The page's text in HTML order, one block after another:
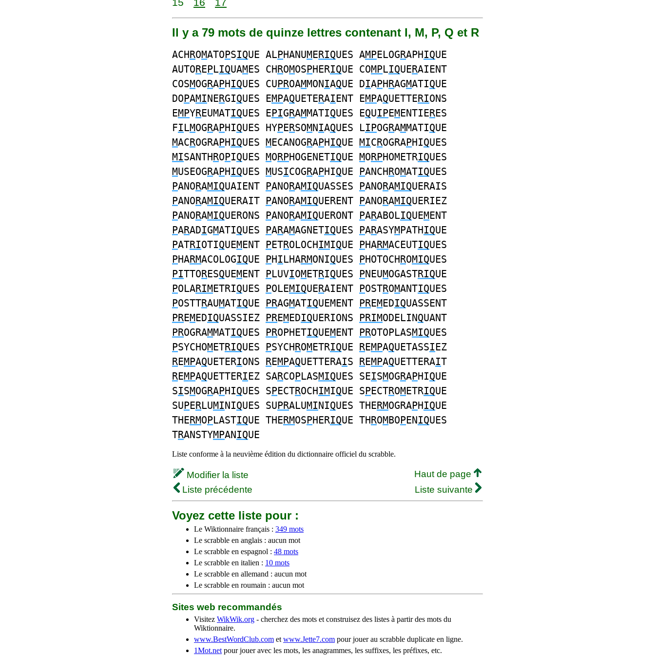
Il y a 79 mots de quinze lettres contenant I, M, P, Q et R
ACHROMATOPSIQUE ALPHANUMERIQUES AMPELOGRAPHIQUE
AUTOREPLIQUAMES CHROMOSPHERIQUE COMPLIQUERAIENT
COSMOGRAPHIQUES CUPROAMMONIAQUE DIAPHRAGMATIQUE
DOPAMINERGIQUES EMPAQUETERAIENT EMPAQUETTERIONS
EMPYREUMATIQUES EPIGRAMMATIQUES EQUIPEMENTIERES
FILMOGRAPHIQUES HYPERSOMNIAQUES LIPOGRAMMATIQUE
MACROGRAPHIQUES MECANOGRAPHIQUE MICROGRAPHIQUES
MISANTHROPIQUES MORPHOGENETIQUE MORPHOMETRIQUES
MUSEOGRAPHIQUES MUSICOGRAPHIQUE PANCHROMATIQUES
PANORAMIQUAIENT PANORAMIQUASSES PANORAMIQUERAIS
PANORAMIQUERAIT PANORAMIQUERENT PANORAMIQUERIEZ
PANORAMIQUERONS PANORAMIQUERONT PARABOLIQUEMENT
PARADIGMATIQUES PARAMAGNETIQUES PARASYMPATHIQUE
PATRIOTIQUEMENT PETROLOCHIMIQUE PHARMACEUTIQUES
PHARMACOLOGIQUE PHILHARMONIQUES PHOTOCHROMIQUES
PITTORESQUEMENT PLUVIOMETRIQUES PNEUMOGASTRIQUE
POLARIMETRIQUES POLEMIQUERAIENT POSTROMANTIQUES
POSTTRAUMATIQUE PRAGMATIQUEMENT PREMEDIQUASSENT
PREMEDIQUASSIEZ PREMEDIQUERIONS PRIMODELINQUANT
PROGRAMMATIQUES PROPHETIQUEMENT PROTOPLASMIQUES
PSYCHOMETRIQUES PSYCHROMETRIQUE REMPAQUETASSIEZ
REMPAQUETERIONS REMPAQUETTERAIS REMPAQUETTERAIT
REMPAQUETTERIEZ SARCOPLASMIQUES SEISMOGRAPHIQUE
SISMOGRAPHIQUES SPECTROCHIMIQUE SPECTROMETRIQUE
SUPERLUMINIQUES SUPRALUMINIQUES THERMOGRAPHIQUE
THERMOPLASTIQUE THERMOSPHERIQUE THROMBOPENIQUES
TRANSTYMPANIQUE
Liste conforme à la neuvième édition du dictionnaire officiel du scrabble.
Modifier la liste
Haut de page
Liste précédente
Liste suivante
Voyez cette liste pour :
Le Wiktionnaire français : 349 mots
Le scrabble en anglais : aucun mot
Le scrabble en espagnol : 48 mots
Le scrabble en italien : 10 mots
Le scrabble en allemand : aucun mot
Le scrabble en roumain : aucun mot
Sites web recommandés
Visitez WikWik.org - cherchez des mots et construisez des listes à partir des mots du
Wiktionnaire.
www.BestWordClub.com et www.Jette7.com pour jouer au scrabble duplicate en ligne.
1Mot.net pour jouer avec les mots, les anagrammes, les suffixes, les préfixes, etc.